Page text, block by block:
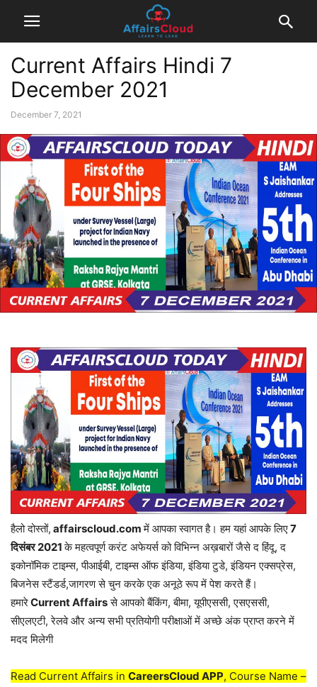
Current Affairs Hindi 7
December 2021
December 7, 2021
हैलो दोस्तों, affairscloud.comमें आपका स्वागत है। हम यहां आपके लिए7
दिसंबर 2021के महत्वपूर्ण करंट अफेयर्स को विभिन्न अख़बारों जैसे द हिंदू, द
इकोनॉमिक टाइम्स, पीआईबी, टाइम्स ऑफ इंडिया, इंडिया टुडे, इंडियन एक्सप्रेस,
बिजनेस स्टैंडर्ड,जागरण से चुन करके एक अनूठे रूप में पेश करते हैं।
हमारेCurrent Affairsसे आपको बैंकिंग, बीमा, यूपीएससी, एसएससी,
सीएलएटी, रेलवे और अन्य सभी प्रतियोगी परीक्षाओं में अच्छे अंक प्राप्त करने में
मदद मिलेगी
Read Current Affairs in CareersCloud APP, Course Name –